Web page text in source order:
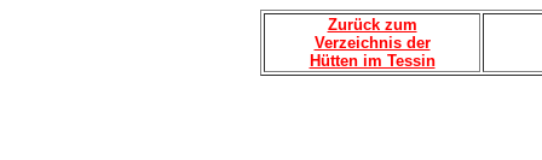
Zurück zum
Verzeichnis der
Hütten im Tessin